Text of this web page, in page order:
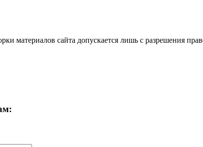
материалов сайта допускается лишь с разрешения